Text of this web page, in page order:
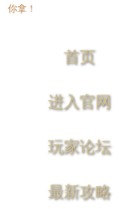
你拿！
首页
进入官网
玩家论坛
最新攻略